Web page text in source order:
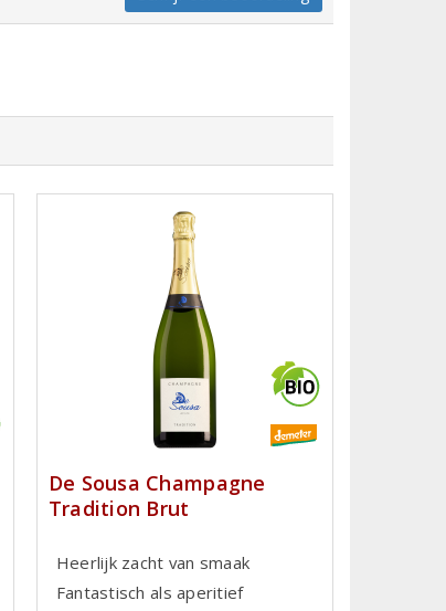
De Sousa Champagne
Tradition Brut
Heerlijk zacht van smaak
Fantastisch als aperitief